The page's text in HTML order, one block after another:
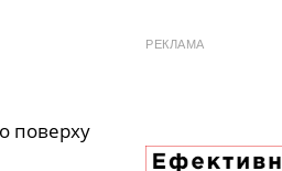
поверху
РЕКЛАМА